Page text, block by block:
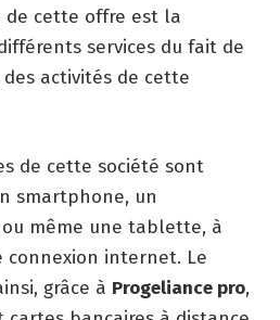
de cette offre est la
services du fait de
des activités de cette
de cette société sont
smartphone, un
même une tablette, à
connexion internet. Le
grâce à Progeliance pro,